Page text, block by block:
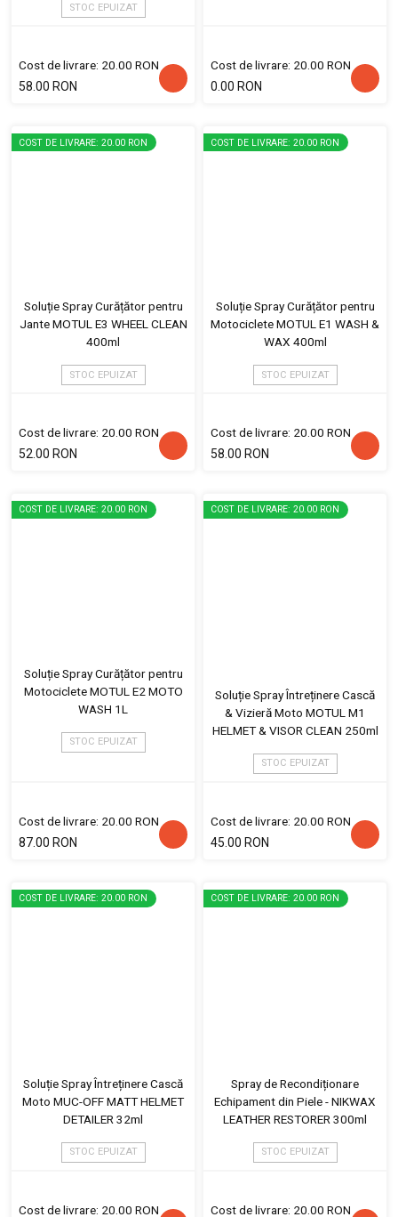
STOC EPUIZAT
Cost de livrare: 20.00 RON
58.00 RON
Cost de livrare: 20.00 RON
0.00 RON
COST DE LIVRARE: 20.00 RON
Soluție Spray Curățător pentru
Jante MOTUL E3 WHEEL CLEAN
400ml
STOC EPUIZAT
Cost de livrare: 20.00 RON
52.00 RON
COST DE LIVRARE: 20.00 RON
Soluție Spray Curățător pentru
Motociclete MOTUL E1 WASH &
WAX 400ml
STOC EPUIZAT
Cost de livrare: 20.00 RON
58.00 RON
COST DE LIVRARE: 20.00 RON
Soluție Spray Curățător pentru
Motociclete MOTUL E2 MOTO
WASH 1L
STOC EPUIZAT
Cost de livrare: 20.00 RON
87.00 RON
COST DE LIVRARE: 20.00 RON
Soluție Spray Întreținere Cască
& Vizieră Moto MOTUL M1
HELMET & VISOR CLEAN 250ml
STOC EPUIZAT
Cost de livrare: 20.00 RON
45.00 RON
COST DE LIVRARE: 20.00 RON
Soluție Spray Întreținere Cască
Moto MUC-OFF MATT HELMET
DETAILER 32ml
STOC EPUIZAT
Cost de livrare: 20.00 RON
COST DE LIVRARE: 20.00 RON
Spray de Recondiționare
Echipament din Piele - NIKWAX
LEATHER RESTORER 300ml
STOC EPUIZAT
Cost de livrare: 20.00 RON